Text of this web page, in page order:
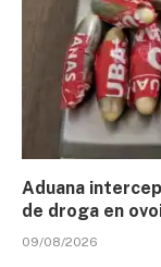
Aduana
de droga en
09/08/2026